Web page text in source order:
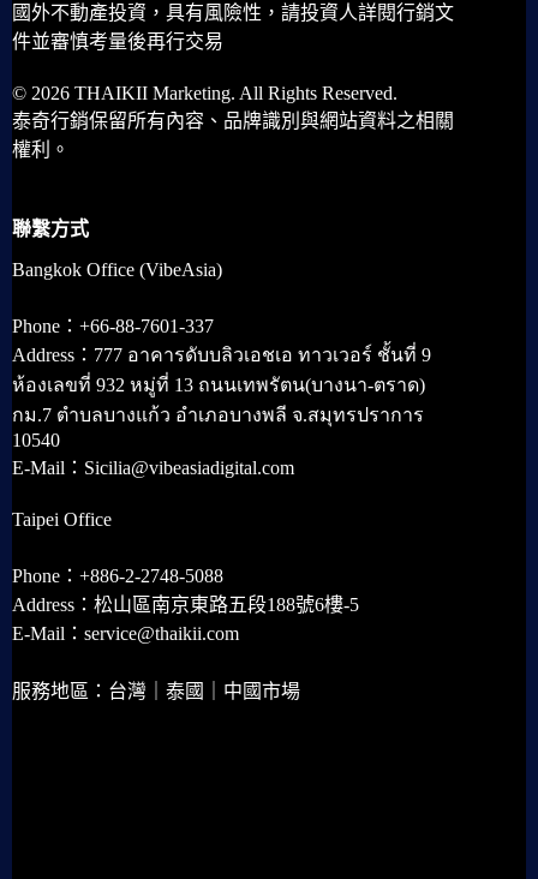
國外不動產投資，具有風險性，請投資人詳閱行銷文
件並審慎考量後再行交易
© 2026 THAIKII Marketing. All Rights Reserved.
泰奇行銷保留所有內容、品牌識別與網站資料之相關
權利。
聯繫方式
Bangkok Office (VibeAsia)
Phone：+66-88-7601-337
Address：777 อาคารดับบลิวเอชเอ ทาวเวอร์ ชั้นที่ 9
ห้องเลขที่ 932 หมู่ที่ 13 ถนนเทพรัตน(บางนา-ตราด)
กม.7 ตำบลบางแก้ว อำเภอบางพลี จ.สมุทรปราการ
10540
E-Mail：Sicilia@vibeasiadigital.com
Taipei Office
Phone：+886-2-2748-5088
Address：松山區南京東路五段188號6樓-5
E-Mail：service@thaikii.com
服務地區：台灣｜泰國｜中國市場